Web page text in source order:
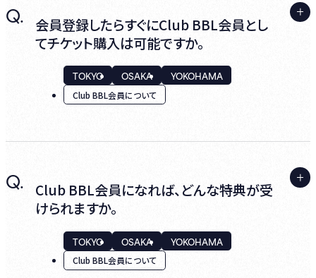
PAYにご登録されたクレジットカードより年会
費が決済されます。
※HH cross IDへの移行が完了しても、年会
定により更新未完了となるケースがございま
ログインし『クレジットカード情報変更』の『年
会費支払い方法の管理』より事前にご確認く
ださい。
お席には限りがございますので、チケット購入
のお約束はできかねます。何卒ご了承くださ
い。
Q.
会員登録したらすぐにClub BBL会員とし
てチケット購入は可能ですか。
TOKYO OSAKA YOKOHAMA
Club BBL会員について
はい、可能です。
初期手数料および年会費の決済が完了後か
らClub BBL会員の特典を受けていただけま
すので、先行予約のお申込みが可能となりま
す。
Q.
Club BBL会員になれば、どんな特典が受
けられますか。
TOKYO OSAKA YOKOHAMA
Club BBL会員について